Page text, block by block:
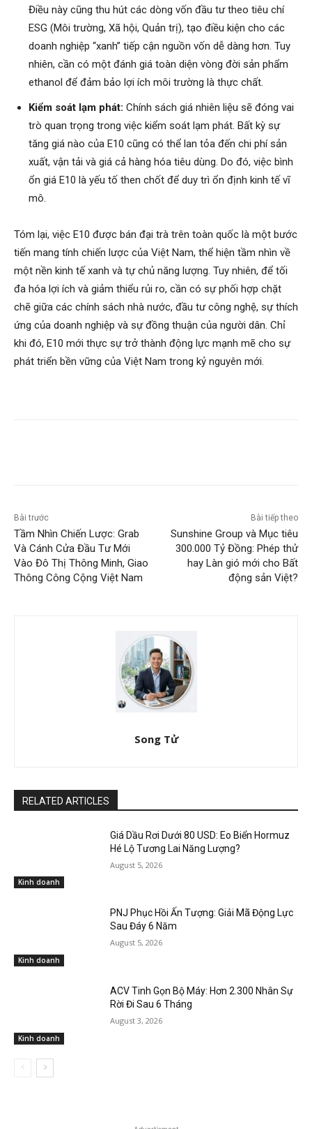
Điều này cũng thu hút các dòng vốn đầu tư theo tiêu chí
ESG (Môi trường, Xã hội, Quản trị), tạo điều kiện cho các
doanh nghiệp “xanh” tiếp cận nguồn vốn dễ dàng hơn. Tuy
nhiên, cần có một đánh giá toàn diện vòng đời sản phẩm
ethanol để đảm bảo lợi ích môi trường là thực chất.
Kiểm soát lạm phát: Chính sách giá nhiên liệu sẽ đóng vai
trò quan trọng trong việc kiểm soát lạm phát. Bất kỳ sự
tăng giá nào của E10 cũng có thể lan tỏa đến chi phí sản
xuất, vận tải và giá cả hàng hóa tiêu dùng. Do đó, việc bình
ổn giá E10 là yếu tố then chốt để duy trì ổn định kinh tế vĩ
mô.
Tóm lại, việc E10 được bán đại trà trên toàn quốc là một bước
tiến mang tính chiến lược của Việt Nam, thể hiện tầm nhìn về
một nền kinh tế xanh và tự chủ năng lượng. Tuy nhiên, để tối
đa hóa lợi ích và giảm thiểu rủi ro, cần có sự phối hợp chặt
chẽ giữa các chính sách nhà nước, đầu tư công nghệ, sự thích
ứng của doanh nghiệp và sự đồng thuận của người dân. Chỉ
khi đó, E10 mới thực sự trở thành động lực mạnh mẽ cho sự
phát triển bền vững của Việt Nam trong kỷ nguyên mới.
Bài trước
Tầm Nhìn Chiến Lược: Grab
Và Cánh Cửa Đầu Tư Mới
Vào Đô Thị Thông Minh, Giao
Thông Công Cộng Việt Nam
Bài tiếp theo
Sunshine Group và Mục tiêu
300.000 Tỷ Đồng: Phép thử
hay Làn gió mới cho Bất
động sản Việt?
Song Tử
RELATED ARTICLES
Kinh doanh
Giá Dầu Rơi Dưới 80 USD: Eo Biển Hormuz
Hé Lộ Tương Lai Năng Lượng?
August 5, 2026
Kinh doanh
PNJ Phục Hồi Ấn Tượng: Giải Mã Động Lực
Sau Đáy 6 Năm
August 5, 2026
Kinh doanh
ACV Tinh Gọn Bộ Máy: Hơn 2.300 Nhân Sự
Rời Đi Sau 6 Tháng
August 3, 2026